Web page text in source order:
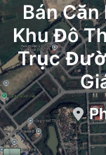
Bán
Khu Đô
Trục